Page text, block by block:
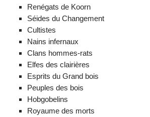
Renégats de Koorn
Séides du Changement
Cultistes
Nains infernaux
Clans hommes-rats
Elfes des clairières
Esprits du Grand bois
Peuples des bois
Hobgobelins
Royaume des morts